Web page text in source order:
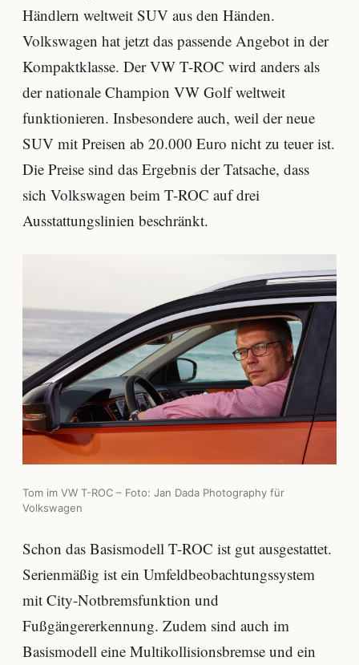
Händlern weltweit SUV aus den Händen.
Volkswagen hat jetzt das passende Angebot in der
Kompaktklasse. Der VW T-ROC wird anders als
der nationale Champion VW Golf weltweit
funktionieren. Insbesondere auch, weil der neue
SUV mit Preisen ab 20.000 Euro nicht zu teuer ist.
Die Preise sind das Ergebnis der Tatsache, dass
sich Volkswagen beim T-ROC auf drei
Ausstattungslinien beschränkt.
Tom im VW T-ROC – Foto: Jan Dada Photography für
Volkswagen
Schon das Basismodell T-ROC ist gut ausgestattet.
Serienmäßig ist ein Umfeldbeobachtungssystem
mit City-Notbremsfunktion und
Fußgängererkennung. Zudem sind auch im
Basismodell eine Multikollisionsbremse und ein